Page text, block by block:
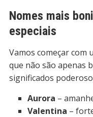
Nomes mais
especiais
Vamos começar com
que não são apenas
significados
Aurora –
Valentina –